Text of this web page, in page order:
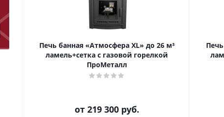
Печь банная «Атмосфера XL» до 26 м³
ламель+сетка с газовой горелкой
ПроМеталл
от 219 300 руб.